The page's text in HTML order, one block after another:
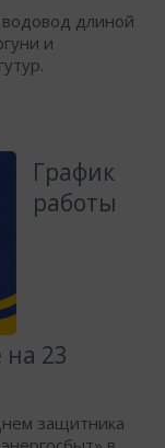
водовод длиной
и
График
работы
23
защитника